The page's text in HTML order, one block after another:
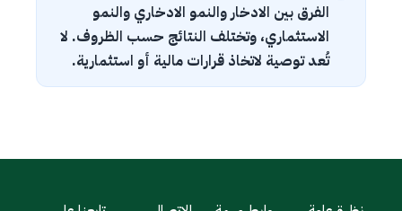
الفرق بين الادخار والنمو الادخاري والنمو
الاستثماري، وتختلف النتائج حسب الظروف. لا
تُعد توصية لاتخاذ قرارات مالية أو استثمارية.